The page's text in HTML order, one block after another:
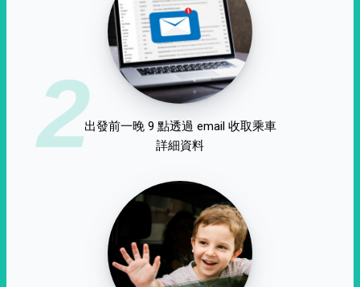
2出發前一晚 9 點透過 email 收取乘車
詳細資料